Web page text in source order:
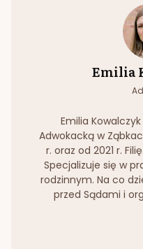
Emilia
Emilia
Adwokacką w
r. oraz od 2021 r.
Specjalizuje się w
rodzinnym. Na co
przed Sądami i